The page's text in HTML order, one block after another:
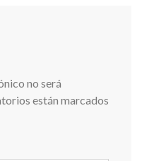
no será
están marcados